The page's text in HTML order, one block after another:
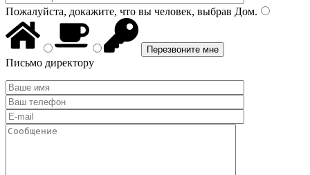
Пожалуйста, докажите, что вы человек, выбрав Дом.
Письмо директору